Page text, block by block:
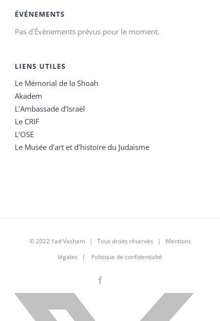
ÉVÉNEMENTS
Pas d'Évènements prévus pour le moment.
LIENS UTILES
Le Mémorial de la Shoah
Akadem
L’Ambassade d’Israël
Le CRIF
L’OSE
Le Musée d’art et d’histoire du Judaïsme
© 2022 Yad Vashem | Tous droits réservés | Mentions
légales | Politique de confidentialté
X